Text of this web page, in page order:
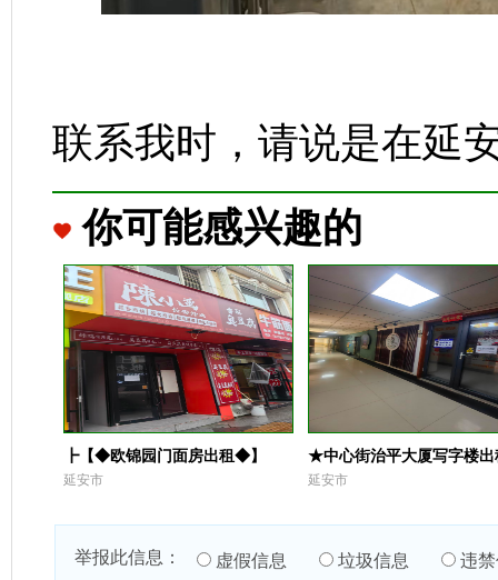
联系我时，请说是在延
你可能感兴趣的
┣【◆欧锦园门面房出租◆】
延安市
★中心街治平大厦写字楼
延安市
举报此信息： 虚假信息 垃圾信息 违